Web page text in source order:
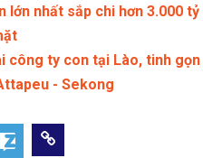
lớn nhất sắp chi hơn 3.000 tỷ
công ty con tại Lào, tinh gọn
- Sekong